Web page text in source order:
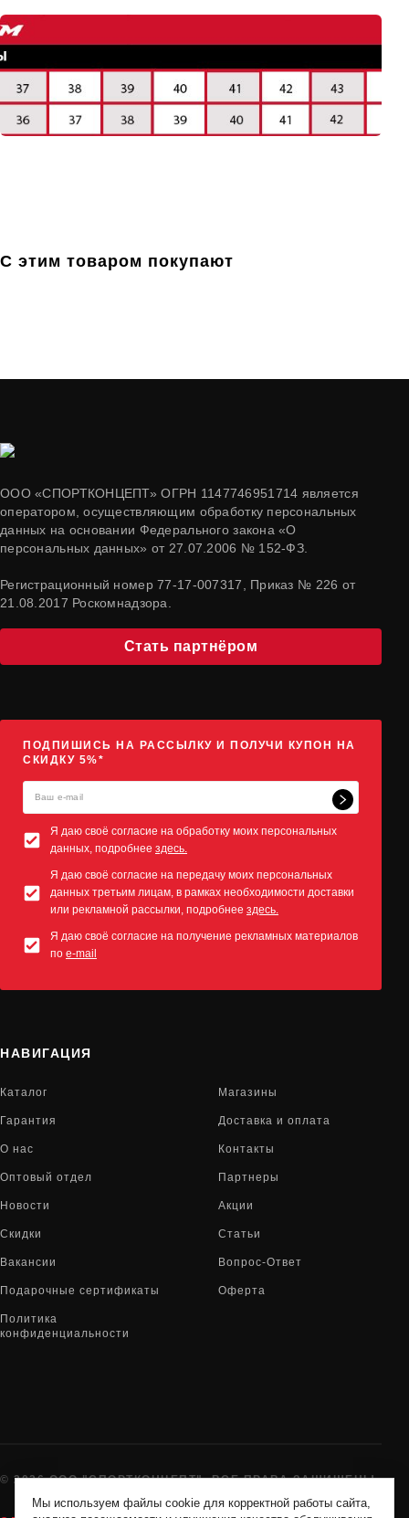
С этим товаром покупают
ООО «СПОРТКОНЦЕПТ» ОГРН 1147746951714 является
оператором, осуществляющим обработку персональных
данных на основании Федерального закона «О
персональных данных» от 27.07.2006 № 152-ФЗ.
Регистрационный номер 77-17-007317, Приказ № 226 от
21.08.2017 Роскомнадзора.
Стать партнёром
ПОДПИШИСЬ НА РАССЫЛКУ И ПОЛУЧИ КУПОН НА
СКИДКУ 5%*
Я даю своё согласие на обработку моих персональных
данных, подробнее здесь.
Я даю своё согласие на передачу моих персональных
данных третьим лицам, в рамках необходимости доставки
или рекламной рассылки, подробнее здесь.
Я даю своё согласие на получение рекламных материалов
по e-mail
НАВИГАЦИЯ
Каталог Магазины
Гарантия Доставка и оплата
О нас Контакты
Оптовый отдел Партнеры
Новости Акции
Скидки Статьи
Вакансии Вопрос-Ответ
Подарочные сертификаты Оферта
Политика
конфиденциальности
© 2026 ООО "СПОРТКОНЦЕПТ". ВСЕ ПРАВА ЗАЩИЩЕНЫ
Мы используем файлы cookie для корректной работы сайта,